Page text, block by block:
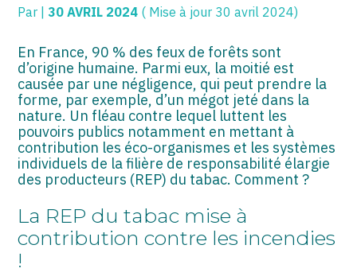
IMPATRIÉ / EXPATRIÉ
ASSOCIATIONS
START-UP
SECTEUR AUDIOVISUEL
Par |30 AVRIL 2024 ( Mise à jour 30 avril 2024)
En France, 90 % des feux de forêts sont
d’origine humaine. Parmi eux, la moitié est
causée par une négligence, qui peut prendre la
forme, par exemple, d’un mégot jeté dans la
nature. Un fléau contre lequel luttent les
pouvoirs publics notamment en mettant à
contribution les éco-organismes et les systèmes
individuels de la filière de responsabilité élargie
des producteurs (REP) du tabac. Comment ?
La REP du tabac mise à
contribution contre les incendies
!